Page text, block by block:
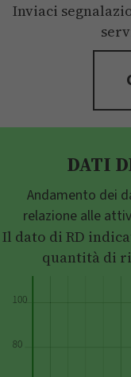
Inviaci
DATI
Andamento dei
relazione alle
Il dato di RD
quantità di